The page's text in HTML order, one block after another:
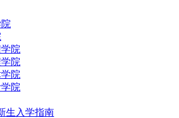
院
院
院
院
生入学指南